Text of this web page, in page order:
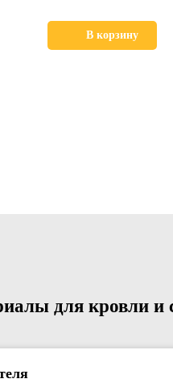
В корзину
для кровли и